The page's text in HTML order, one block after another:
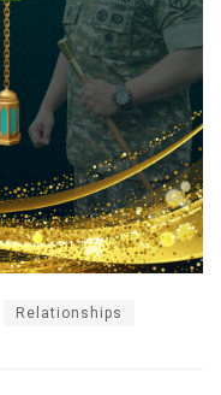
Relationships